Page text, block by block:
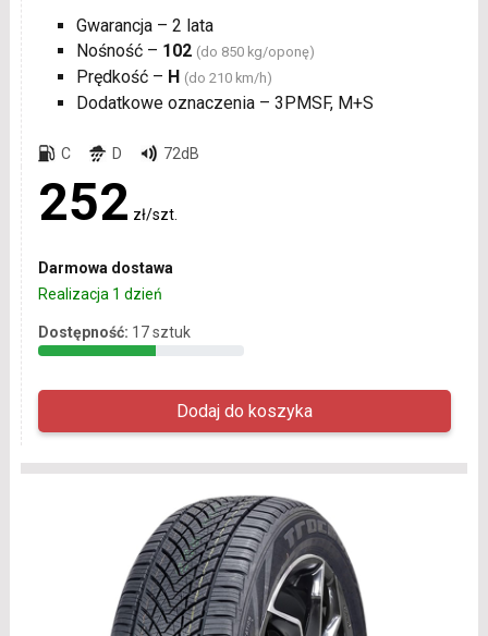
Gwarancja – 2 lata
Nośność – 102 (do 850 kg/oponę)
Prędkość – H (do 210 km/h)
Dodatkowe oznaczenia – 3PMSF, M+S
C D 72dB
252 zł/szt.
Darmowa dostawa
Realizacja 1 dzień
Dostępność: 17 sztuk